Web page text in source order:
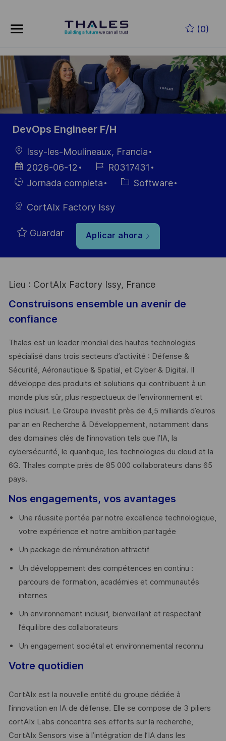
(0)
-
DevOps Engineer F/H
Ubicación
Issy-les-Moulineaux, Francia
Fecha de
publicación
2026-06-12
ID de
empleo
R0317431
HiringJornada completa Categoría
Software
CortAIx Factory Issy
Guardar Aplicar ahora
Lieu : CortAIx Factory Issy, France
Construisons ensemble un avenir de
confiance
Thales est un leader mondial des hautes technologies
spécialisé dans trois secteurs d’activité : Défense &
Sécurité, Aéronautique & Spatial, et Cyber & Digital. Il
développe des produits et solutions qui contribuent à un
monde plus sûr, plus respectueux de l’environnement et
plus inclusif. Le Groupe investit près de 4,5 milliards d’euros
par an en Recherche & Développement, notamment dans
des domaines clés de l’innovation tels que l’IA, la
cybersécurité, le quantique, les technologies du cloud et la
6G. Thales compte près de 85 000 collaborateurs dans 65
pays. ​
Nos engagements, vos avantages
Une réussite portée par notre excellence technologique,
votre expérience et notre ambition partagée
Un package de rémunération attractif
Un développement des compétences en continu :
parcours de formation, académies et communautés
internes
Un environnement inclusif, bienveillant et respectant
l’équilibre des collaborateurs
Un engagement sociétal et environnemental reconnu
Votre quotidien
CortAIx est la nouvelle entité du groupe dédiée à
l'innovation en IA de défense. Elle se compose de 3 piliers
cortAIx Labs concentre ses efforts sur la recherche,
CortAIx Sensors vise à l’intégration de l’IA dans les